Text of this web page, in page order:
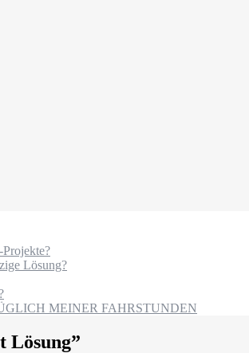
Lösung?
MEINER FAHRSTUNDEN
Lösung”